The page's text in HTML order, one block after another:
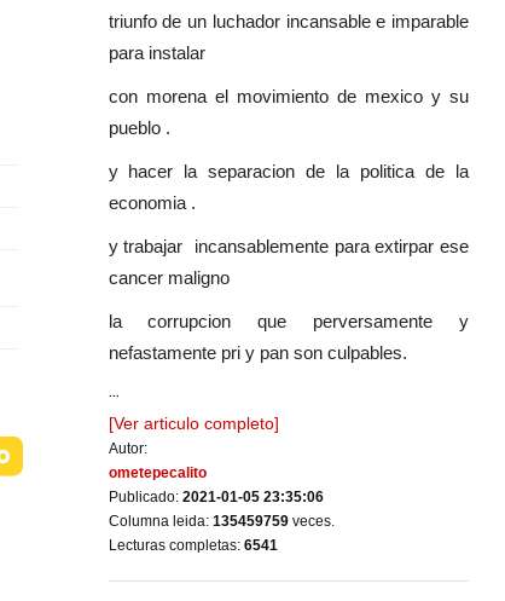
triunfo de un luchador incansable e imparable
para instalar
con morena el movimiento de mexico y su
pueblo .
y hacer la separacion de la politica de la
economia .
y trabajar incansablemente para extirpar ese
cancer maligno
la corrupcion que perversamente y
nefastamente pri y pan son culpables.
...
[Ver articulo completo]
Autor:
ometepecalito
Publicado: 2021-01-05 23:35:06
Columna leida: 135459759veces.
Lecturas completas: 6541